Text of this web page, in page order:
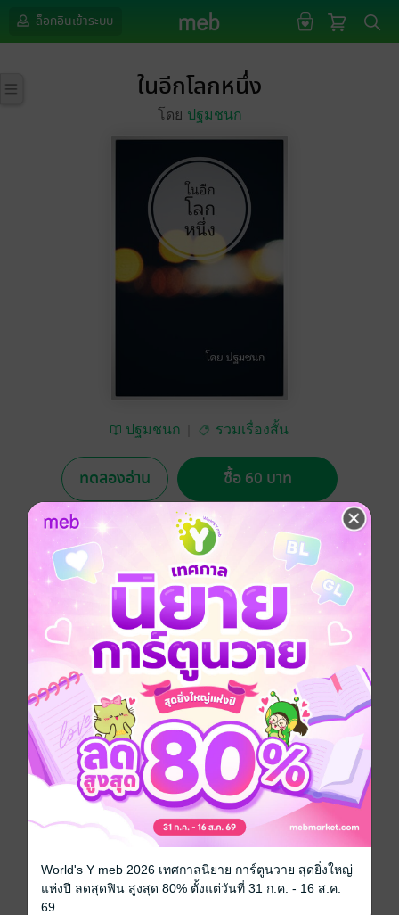
ล็อกอินเข้าระบบ
ในอีกโลกหนึ่ง
โดย ปฐมชนก
ปฐมชนก รวมเรื่องสั้น
ทดลองอ่าน ซื้อ 60 บาท
อยากได้ ซื้อเป็นของขวัญ ติดตาม แชร์
รวมเรื่องสั้น 4 เรื่อง คือ
ในอีกโลกหนึ่ง
ความฝัน
หญิงสาวในขุดสีฟ้า
และ จดหมายฉบับสุดท้าย
ประเภทไฟล์ pdf
วันที่วางขาย 25 กันยายน 2556
ความยาว 48 หน้า (≈ 10,144 คำ)
ราคาปก
World's Y meb 2026 เทศกาลนิยาย การ์ตูนวาย สุดยิ่งใหญ่
แห่งปี ลดสุดฟิน สูงสุด 80% ตั้งแต่วันที่ 31 ก.ค. - 16 ส.ค.
69